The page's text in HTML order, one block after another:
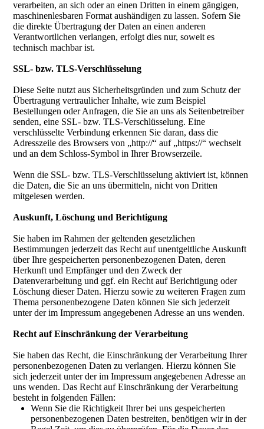
verarbeiten, an sich oder an einen Dritten in einem gängigen,
maschinenlesbaren Format aushändigen zu lassen. Sofern Sie
die direkte Übertragung der Daten an einen anderen
Verantwortlichen verlangen, erfolgt dies nur, soweit es
technisch machbar ist.
SSL- bzw. TLS-Verschlüsselung
Diese Seite nutzt aus Sicherheitsgründen und zum Schutz der
Übertragung vertraulicher Inhalte, wie zum Beispiel
Bestellungen oder Anfragen, die Sie an uns als Seitenbetreiber
senden, eine SSL- bzw. TLS-Verschlüsselung. Eine
verschlüsselte Verbindung erkennen Sie daran, dass die
Adresszeile des Browsers von „http://“ auf „https://“ wechselt
und an dem Schloss-Symbol in Ihrer Browserzeile.
Wenn die SSL- bzw. TLS-Verschlüsselung aktiviert ist, können
die Daten, die Sie an uns übermitteln, nicht von Dritten
mitgelesen werden.
Auskunft, Löschung und Berichtigung
Sie haben im Rahmen der geltenden gesetzlichen
Bestimmungen jederzeit das Recht auf unentgeltliche Auskunft
über Ihre gespeicherten personenbezogenen Daten, deren
Herkunft und Empfänger und den Zweck der
Datenverarbeitung und ggf. ein Recht auf Berichtigung oder
Löschung dieser Daten. Hierzu sowie zu weiteren Fragen zum
Thema personenbezogene Daten können Sie sich jederzeit
unter der im Impressum angegebenen Adresse an uns wenden.
Recht auf Einschränkung der Verarbeitung
Sie haben das Recht, die Einschränkung der Verarbeitung Ihrer
personenbezogenen Daten zu verlangen. Hierzu können Sie
sich jederzeit unter der im Impressum angegebenen Adresse an
uns wenden. Das Recht auf Einschränkung der Verarbeitung
besteht in folgenden Fällen:
Wenn Sie die Richtigkeit Ihrer bei uns gespeicherten
personenbezogenen Daten bestreiten, benötigen wir in der